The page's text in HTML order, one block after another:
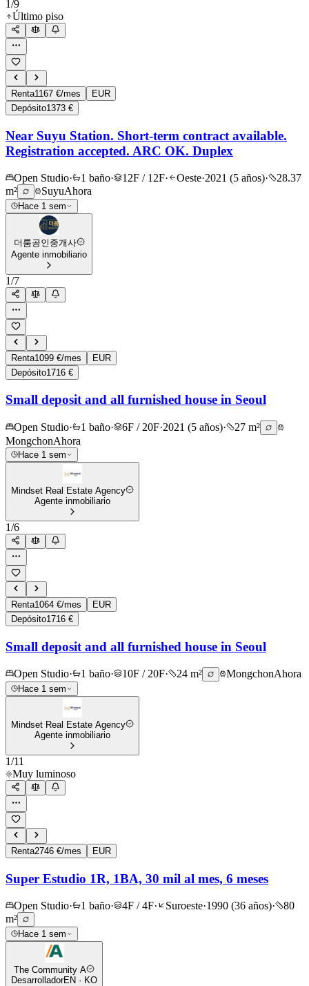
1 /9
Último piso
Renta1167 €/mes
EUR
Depósito1373 €
Near Suyu Station. Short-term contract available.
Registration accepted. ARC OK. Duplex
Open Studio· 1 baño· 12F / 12F· Oeste·2021 (5 años)·
28.37
m²
SuyuAhora
Hace 1 sem
더룸공인중개사
Agente inmobiliario
1/7
Renta1099 €/mes
EUR
Depósito1716 €
Small deposit and all furnished house in Seoul
Open Studio· 1 baño· 6F / 20F·2021 (5 años)·
27 m²
MongchonAhora
Hace 1 sem
Mindset Real Estate Agency
Agente inmobiliario
1/6
Renta1064 €/mes
EUR
Depósito1716 €
Small deposit and all furnished house in Seoul
Open Studio· 1 baño· 10F / 20F· 24 m² MongchonAhora
Hace 1 sem
Mindset Real Estate Agency
Agente inmobiliario
1/11
Muy luminoso
Renta2746 €/mes EUR
Super Estudio 1R, 1BA, 30 mil al mes, 6 meses
Open Studio· 1 baño· 4F / 4F· Suroeste·1990 (36 años)·
80
m²
Hace 1 sem
The Community A
DesarrolladorEN · KO